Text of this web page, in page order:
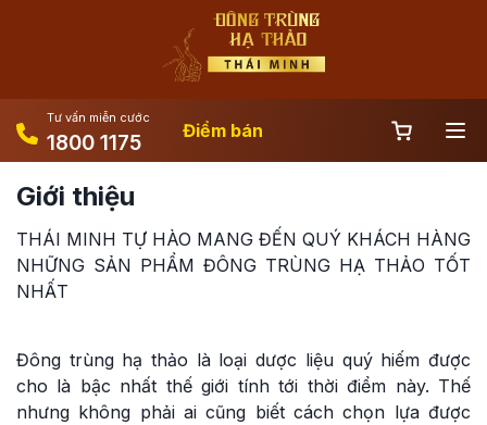
Tư vấn miễn cước
1800 1175 Điểm bán
Giới thiệu
THÁI MINH TỰ HÀO MANG ĐẾN QUÝ KHÁCH HÀNG
NHỮNG SẢN PHẨM ĐÔNG TRÙNG HẠ THẢO TỐT
NHẤT
Đông trùng hạ thảo là loại dược liệu quý hiếm được
cho là bậc nhất thế giới tính tới thời điểm này. Thế
nhưng không phải ai cũng biết cách chọn lựa được